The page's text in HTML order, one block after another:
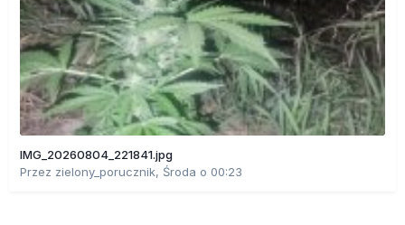
IMG_20260804_221841.jpg
Przez zielony_porucznik, Środa o 00:23